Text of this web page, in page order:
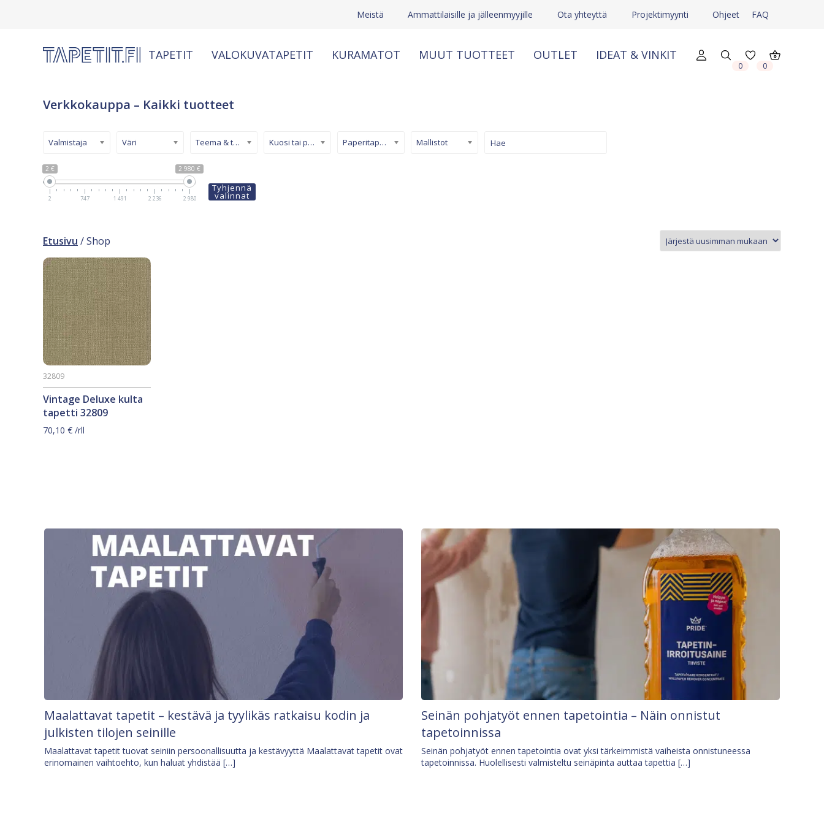
Meistä Ammattilaisille ja jälleenmyyjille Ota yhteyttä Projektimyynti Ohjeet FAQ
TAPETIT VALOKUVATAPETIT KURAMATOT MUUT TUOTTEET OUTLET IDEAT & VINKIT
0 0
Verkkokauppa – Kaikki tuotteet
2 € 2 980 €
2 747 1 491 2 236 2 980
Valmistaja Väri Teema & tyyli Kuosi tai pinta Paperitapetti Mallistot
Tyhjennä
valinnat
Etusivu / Shop
Vintage Deluxe kulta
tapetti 32809
32809
70,10 € /rll
Maalattavat tapetit – kestävä ja tyylikäs ratkaisu kodin ja
julkisten tilojen seinille
Maalattavat tapetit tuovat seiniin persoonallisuutta ja kestävyyttä Maalattavat tapetit ovat
erinomainen vaihtoehto, kun haluat yhdistää […]
Seinän pohjatyöt ennen tapetointia – Näin onnistut
tapetoinnissa
Seinän pohjatyöt ennen tapetointia ovat yksi tärkeimmistä vaiheista onnistuneessa
tapetoinnissa. Huolellisesti valmisteltu seinäpinta auttaa tapettia […]